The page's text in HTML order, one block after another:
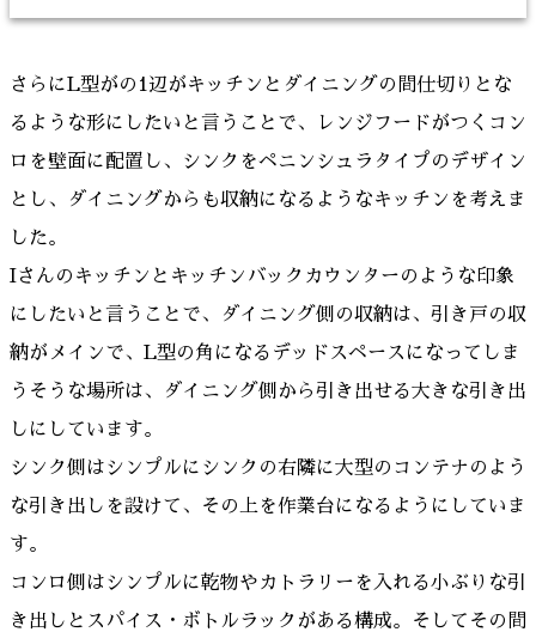
さらにL型がの1辺がキッチンとダイニングの間仕切りとな
るような形にしたいと言うことで、レンジフードがつくコン
ロを壁面に配置し、シンクをペニンシュラタイプのデザイン
とし、ダイニングからも収納になるようなキッチンを考えま
した。
Iさんのキッチンとキッチンバックカウンターのような印象
にしたいと言うことで、ダイニング側の収納は、引き戸の収
納がメインで、L型の角になるデッドスペースになってしま
うそうな場所は、ダイニング側から引き出せる大きな引き出
しにしています。
シンク側はシンプルにシンクの右隣に大型のコンテナのよう
な引き出しを設けて、その上を作業台になるようにしていま
す。
コンロ側はシンプルに乾物やカトラリーを入れる小ぶりな引
き出しとスパイス・ボトルラックがある構成。そしてその間